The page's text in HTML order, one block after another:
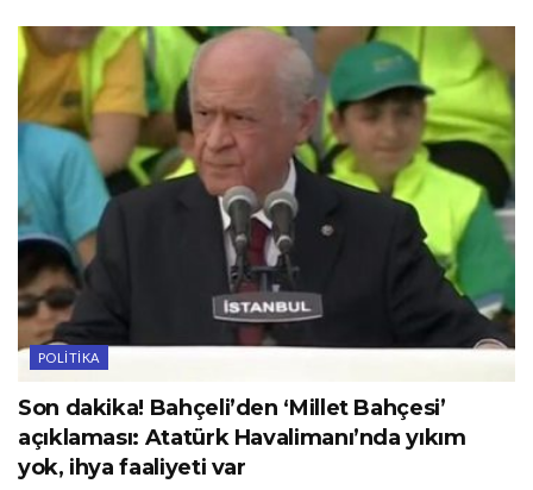
POLITIKA
Son dakika! Bahçeli’den ‘Millet Bahçesi’
açıklaması: Atatürk Havalimanı’nda yıkım
yok, ihya faaliyeti var